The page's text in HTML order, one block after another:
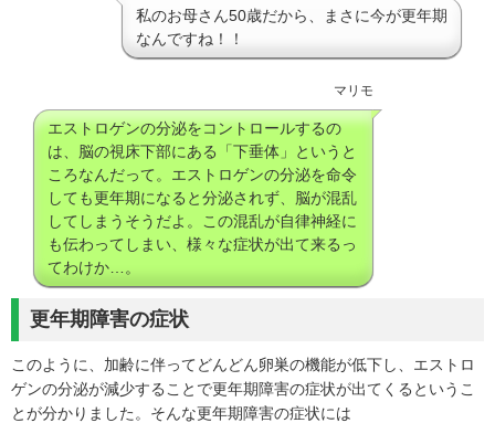
私のお母さん50歳だから、まさに今が更年期
なんですね！！
マリモ
エストロゲンの分泌をコントロールするの
は、脳の視床下部にある「下垂体」というと
ころなんだって。エストロゲンの分泌を命令
しても更年期になると分泌されず、脳が混乱
してしまうそうだよ。この混乱が自律神経に
も伝わってしまい、様々な症状が出て来るっ
てわけか…。
更年期障害の症状
このように、加齢に伴ってどんどん卵巣の機能が低下し、エストロ
ゲンの分泌が減少することで更年期障害の症状が出てくるというこ
とが分かりました。そんな更年期障害の症状には